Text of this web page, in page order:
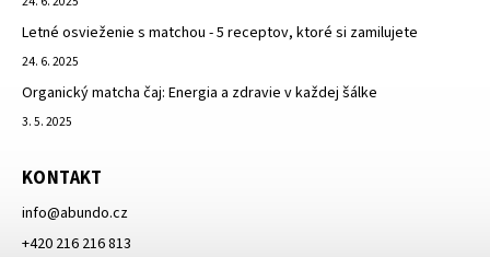
Letné osvieženie s matchou - 5 receptov, ktoré si zamilujete
24. 6. 2025
Organický matcha čaj: Energia a zdravie v každej šálke
3. 5. 2025
KONTAKT
info@abundo.cz
+420 216 216 813